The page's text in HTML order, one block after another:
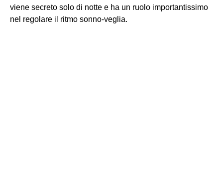
viene secreto solo di notte e ha un ruolo importantissimo
nel regolare il ritmo sonno-veglia.